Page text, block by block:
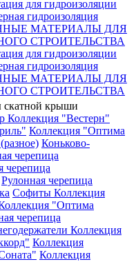
для гидроизоляции
гидроизоляция
МАТЕРИАЛЫ ДЛЯ
СТРОИТЕЛЬСТВА
для гидроизоляции
гидроизоляция
МАТЕРИАЛЫ ДЛЯ
СТРОИТЕЛЬСТВА
скатной крыши
Коллекция "Вестерн"
Коллекция "Оптима
Коньково-
черепица
черепица
Рулонная черепица
Софиты Коллекция
"Оптима
черепица
Коллекция
Коллекция
Коллекция